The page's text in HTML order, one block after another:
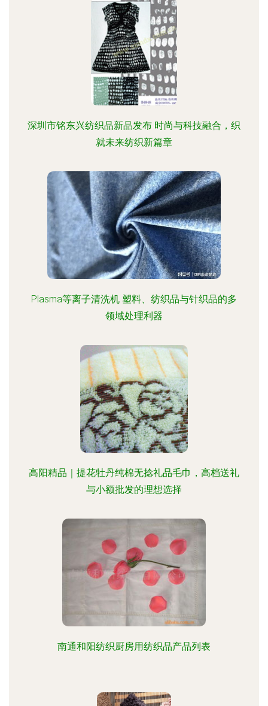
深圳市铭东兴纺织品新品发布 时尚与科技融合，织
就未来纺织新篇章
Plasma等离子清洗机 塑料、纺织品与针织品的多
领域处理利器
高阳精品｜提花牡丹纯棉无捻礼品毛巾，高档送礼
与小额批发的理想选择
南通和阳纺织厨房用纺织品产品列表